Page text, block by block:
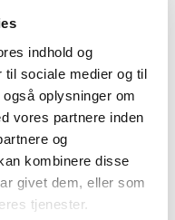
indhold og
til sociale medier og til
oplysninger om
vores partnere inden
og
kombinere disse
givet dem, eller som
tjenester.
og
sikrede, at vi 'fik
oplæg talte ind i,